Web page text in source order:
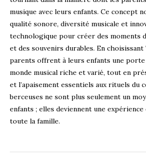
musique avec leurs enfants. Ce concept
qualité sonore, diversité musicale et
technologique pour créer des moments
et des souvenirs durables. En
parents offrent à leurs enfants une porte
monde musical riche et varié, tout en
et l’apaisement essentiels aux rituels du
berceuses ne sont plus seulement un
enfants ; elles deviennent une
toute la famille.